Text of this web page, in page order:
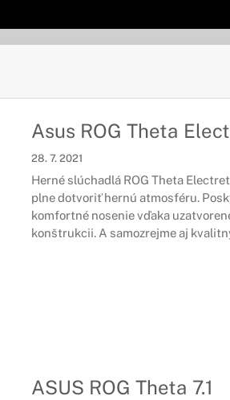
Asus ROG Theta
28. 7. 2021
Herné slúchadlá ROG Theta
plne dotvoriť hernú atmosféru.
komfortné nosenie vďaka
konštrukcii. A samozrejme aj
ASUS ROG Theta 7.1